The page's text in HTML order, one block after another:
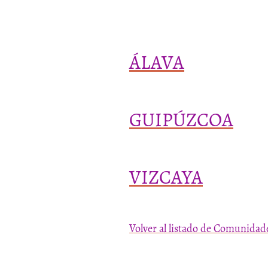
ÁLAVA
GUIPÚZCOA
VIZCAYA
Volver al listado de